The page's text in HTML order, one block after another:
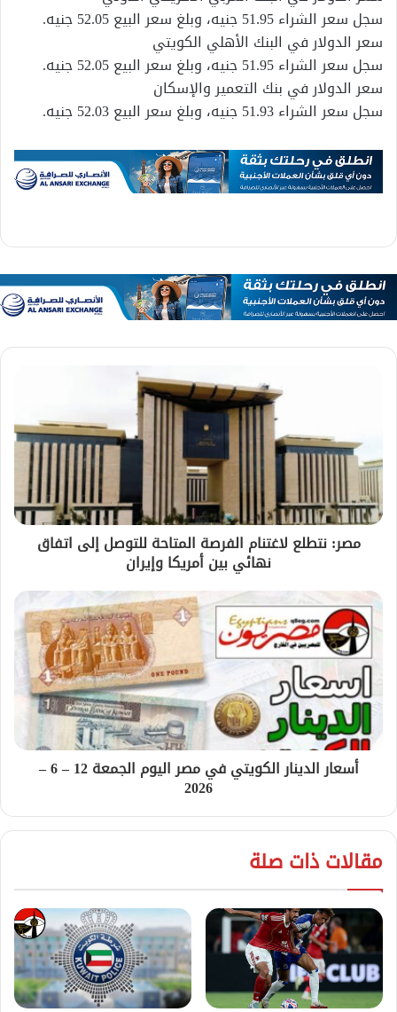
سجل سعر الشراء 51.95 جنيه، وبلغ سعر البيع 52.05 جنيه.
سعر الدولار في البنك الأهلي الكويتي
سجل سعر الشراء 51.95 جنيه، وبلغ سعر البيع 52.05 جنيه.
سعر الدولار في بنك التعمير والإسكان
سجل سعر الشراء 51.93 جنيه، وبلغ سعر البيع 52.03 جنيه.
مصر: نتطلع لاغتنام الفرصة المتاحة للتوصل إلى اتفاق
نهائي بين أمريكا وإيران
أسعار الدينار الكويتي في مصر اليوم الجمعة 12 – 6 –
2026
مقالات ذات صلة